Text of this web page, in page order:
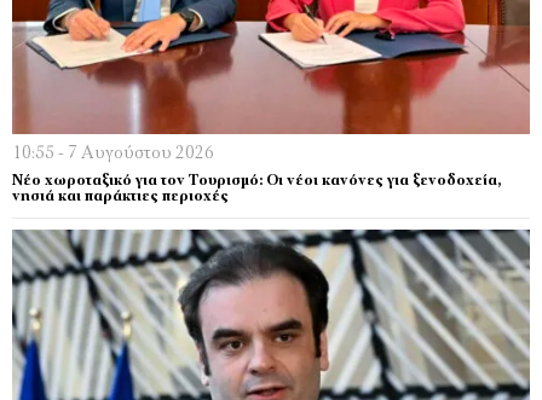
10:55 - 7 Αυγούστου 2026
Νέο χωροταξικό για τον Τουρισμό: Οι νέοι κανόνες για ξενοδοχεία,
νησιά και παράκτιες περιοχές